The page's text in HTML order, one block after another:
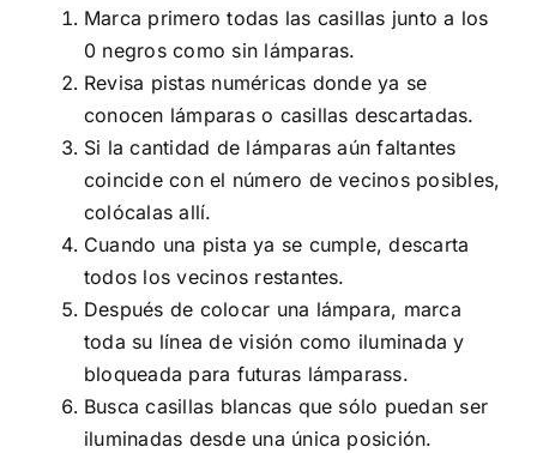
Marca primero todas las casillas junto a los
0 negros como sin lámparas.
Revisa pistas numéricas donde ya se
conocen lámparas o casillas descartadas.
Si la cantidad de lámparas aún faltantes
coincide con el número de vecinos posibles,
colócalas allí.
Cuando una pista ya se cumple, descarta
todos los vecinos restantes.
Después de colocar una lámpara, marca
toda su línea de visión como iluminada y
bloqueada para futuras lámparass.
Busca casillas blancas que sólo puedan ser
iluminadas desde una única posición.